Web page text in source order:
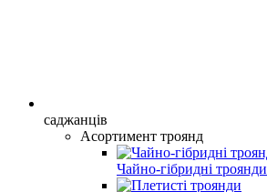
саджанців
Асортимент троянд
Чайно-гібридні троянди